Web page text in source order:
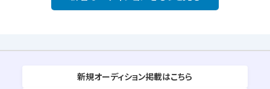
新規オーディション掲載はこちら